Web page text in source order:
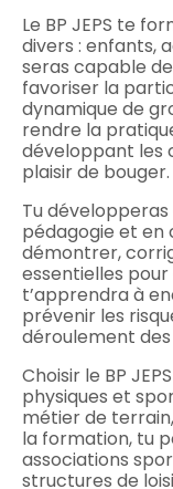
Le BP JEPS te
divers : enfants,
seras capable
favoriser la
dynamique de
rendre la
développant les
plaisir de bouger.
Tu
pédagogie et en
démontrer,
essentielles
t’apprendra à
prévenir les
déroulement
Choisir le BP
physiques et
métier de
la formation, tu
associations
structures de